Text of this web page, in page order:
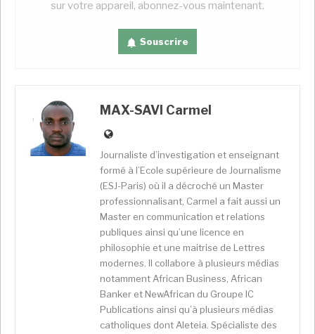
de la Palestine où
vécu le peuple
d’année avant Jésus-Christ. A coup de conquête
Palestine actuelle, issue de l’effondrement de
fort sentiment nationaliste pour être indépendant
de la Grande Bretagne. Mais sous la pression des
puissances, l’Angleterre a accepté l’idée l’installation
de l’état juif sur ce territoire. Il a été donc imposéà la
, sans son accord consensuel, la création
sur sa terre, d’Israël.Créé en 1948,Israël a aujourd’hui
22 145 Km2 contre à peine 6000 pour la Palestine. En
quelque sorte, le nouveau venu a près de 4 fois plus
de terre que l’occupant préalable.C’est la première
source de frustration palestinienne.
est à l’origine du conflit ?
sur votre appareil, abonnez-vous maintenant.
Souscrire
MAX-SAVI Carmel
Journaliste d’investigation et enseignant
formé à l’Ecole supérieure de Journalisme
(ESJ-Paris) où il a décroché un Master
professionnalisant, Carmel a fait aussi un
Master en communication et relations
publiques ainsi qu’une licence en
philosophie et une maitrise de Lettres
modernes. Il collabore à plusieurs médias
notamment African Business, African
Banker et NewAfrican du Groupe IC
Publications ainsi qu’à plusieurs médias
catholiques dont Aleteia. Spécialiste des